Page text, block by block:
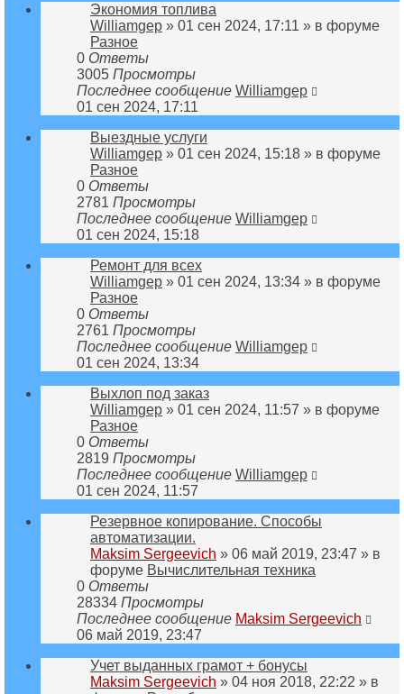
Экономия топлива
Williamgep » 01 сен 2024, 17:11 » в форуме
Разное
0 Ответы
3005 Просмотры
Последнее сообщение Williamgep
01 сен 2024, 17:11
Выездные услуги
Williamgep » 01 сен 2024, 15:18 » в форуме
Разное
0 Ответы
2781 Просмотры
Последнее сообщение Williamgep
01 сен 2024, 15:18
Ремонт для всех
Williamgep » 01 сен 2024, 13:34 » в форуме
Разное
0 Ответы
2761 Просмотры
Последнее сообщение Williamgep
01 сен 2024, 13:34
Выхлоп под заказ
Williamgep » 01 сен 2024, 11:57 » в форуме
Разное
0 Ответы
2819 Просмотры
Последнее сообщение Williamgep
01 сен 2024, 11:57
Резервное копирование. Способы
автоматизации.
Maksim Sergeevich » 06 май 2019, 23:47 » в
форуме Вычислительная техника
0 Ответы
28334 Просмотры
Последнее сообщение Maksim Sergeevich
06 май 2019, 23:47
Учет выданных грамот + бонусы
Maksim Sergeevich » 04 ноя 2018, 22:22 » в